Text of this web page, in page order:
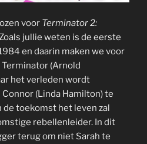
voor Terminator 2:
jullie weten is de eerste
en daarin maken we voor
(Arnold
het verleden wordt
(Linda Hamilton) te
toekomst het leven zal
rebellenleider. In dit
terug om niet Sarah te